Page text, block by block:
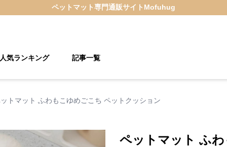
ペットマット専門通販サイト Mofuhug
気ランキング 記事一覧
トマット ふわもこゆめごこち ペットクッション
ペットマット ふ